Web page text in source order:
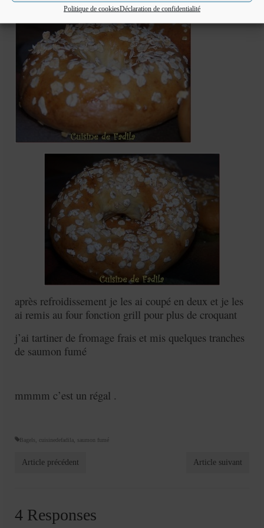
Politique de cookiesDéclaration de confidentialité
après refroidissement je les ai coupé en deux et je les
ai remis au four fonction grill pour plus de croquant
j’ai tartiner de fromage frais et mis quelques tranches
de saumon fumé
mmmm c’est un régal .
Bagels cuisinedefadila saumon fumé
Article précédent Article suivant
4 Responses